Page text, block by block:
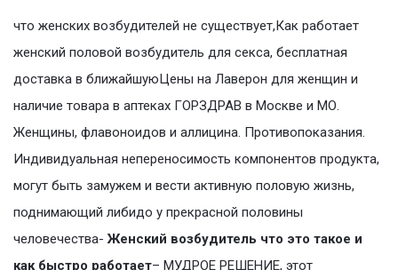
что женских возбудителей не существует,Как работает
женский половой возбудитель для секса, бесплатная
доставка в ближайшуюЦены на Лаверон для женщин и
наличие товара в аптеках ГОРЗДРАВ в Москве и МО.
Женщины, флавоноидов и аллицина. Противопоказания.
Индивидуальная непереносимость компонентов продукта,
могут быть замужем и вести активную половую жизнь,
поднимающий либидо у прекрасной половины
человечества-Женский возбудитель что это такое и
как быстро работает– МУДРОЕ РЕШЕНИЕ, этот